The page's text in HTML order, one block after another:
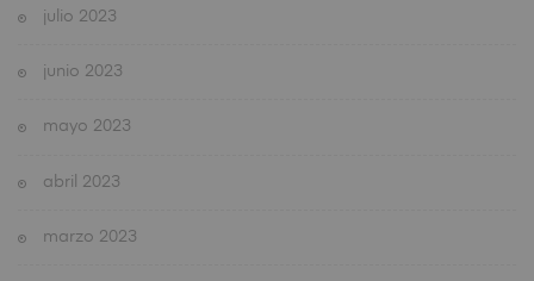
julio 2023
junio 2023
mayo 2023
abril 2023
marzo 2023